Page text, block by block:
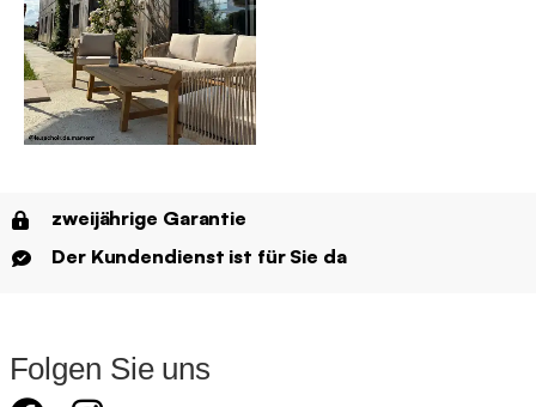
zweijährige Garantie
Der Kundendienst ist für Sie da
Folgen Sie uns